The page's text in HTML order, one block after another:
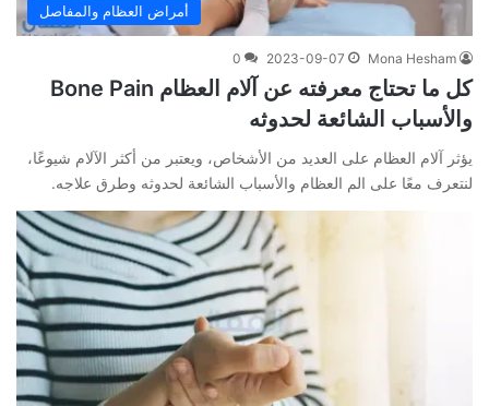
أمراض العظام والمفاصل
Mona Hesham
2023-09-07
0
كل ما تحتاج معرفته عن آلام العظام Bone Pain
والأسباب الشائعة لحدوثه
يؤثر آلام العظام على العديد من الأشخاص، ويعتبر من أكثر الآلام شيوعًا،
لنتعرف معًا على الم العظام والأسباب الشائعة لحدوثه وطرق علاجه.